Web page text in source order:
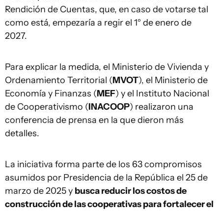
Rendición de Cuentas, que, en caso de votarse tal
como está, empezaría a regir el 1° de enero de
2027.
Para explicar la medida, el Ministerio de Vivienda y
Ordenamiento Territorial (MVOT), el Ministerio de
Economía y Finanzas (MEF) y el Instituto Nacional
de Cooperativismo (INACOOP) realizaron una
conferencia de prensa en la que dieron más
detalles.
La iniciativa forma parte de los 63 compromisos
asumidos por Presidencia de la República el 25 de
marzo de 2025 y busca reducir los costos de
construcción de las cooperativas para fortalecer el